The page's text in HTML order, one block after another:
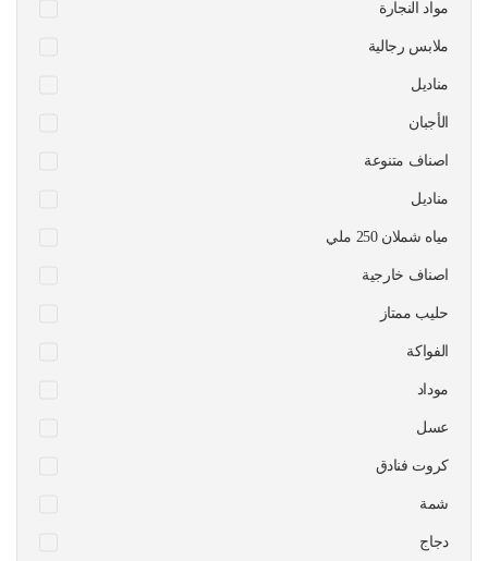
مواد النجارة
ملابس رجالية
مناديل
الأجبان
اصناف متنوعة
مناديل
مياه شملان 250 ملي
اصناف خارجية
حليب ممتاز
الفواكة
موداد
عسل
كروت فنادق
شمة
دجاج